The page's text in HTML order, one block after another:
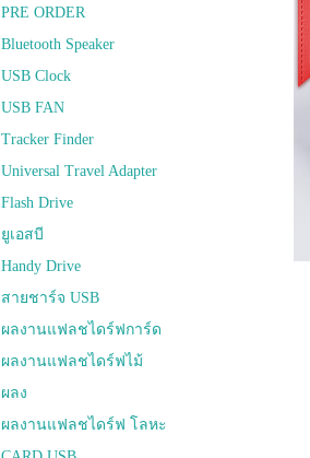
PRE ORDER
Bluetooth Speaker
USB Clock
USB FAN
Tracker Finder
Universal Travel Adapter
Flash Drive
ยูเอสบี
Handy Drive
สายชาร์จ USB
ผลงานแฟลชไดร์ฟการ์ด
ผลงานแฟลชไดร์ฟไม้
ผลง
ผลงานแฟลชไดร์ฟ โลหะ